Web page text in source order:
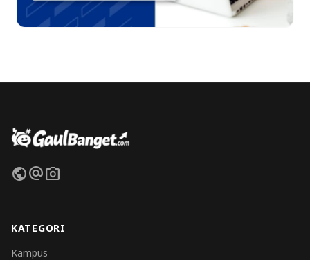
publicalternate_emailphoto_camera
KATEGORI
Kampus